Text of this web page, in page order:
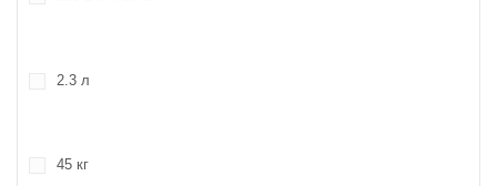
2.3 л
45 кг